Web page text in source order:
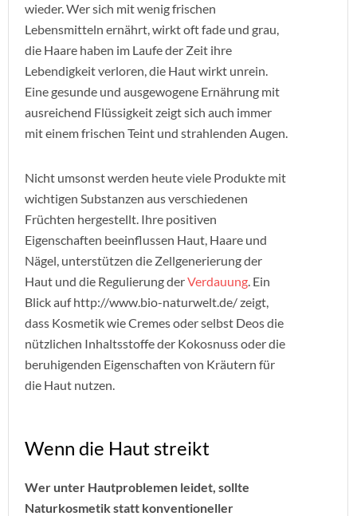
wieder. Wer sich mit wenig frischen
Lebensmitteln ernährt, wirkt oft fade und grau,
die Haare haben im Laufe der Zeit ihre
Lebendigkeit verloren, die Haut wirkt unrein.
Eine gesunde und ausgewogene Ernährung mit
ausreichend Flüssigkeit zeigt sich auch immer
mit einem frischen Teint und strahlenden Augen.
Nicht umsonst werden heute viele Produkte mit
wichtigen Substanzen aus verschiedenen
Früchten hergestellt. Ihre positiven
Eigenschaften beeinflussen Haut, Haare und
Nägel, unterstützen die Zellgenerierung der
Haut und die Regulierung derVerdauung. Ein
Blick auf http://www.bio-naturwelt.de/ zeigt,
dass Kosmetik wie Cremes oder selbst Deos die
nützlichen Inhaltsstoffe der Kokosnuss oder die
beruhigenden Eigenschaften von Kräutern für
die Haut nutzen.
Wenn die Haut streikt
Wer unter Hautproblemen leidet, sollte
Naturkosmetik statt konventioneller